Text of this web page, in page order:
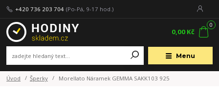
Menu
+420 736 203 704 (Po-Pá, 9-17 hod.)
0
0,00 Kč
Úvod Šperky Morellato Náramek GEMMA SAKK103 925